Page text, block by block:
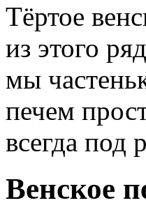
Тёртое
из этого
мы
печем
всегда под
Венское